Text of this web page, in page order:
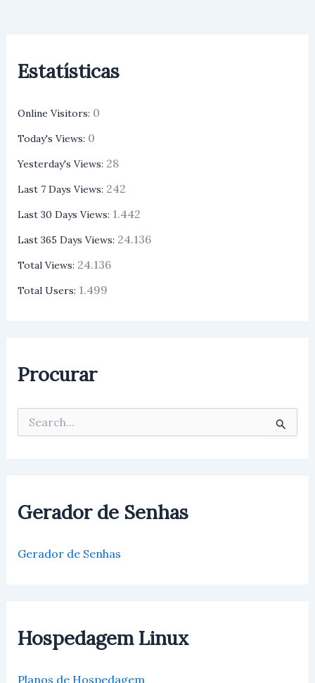
Estatísticas
Online Visitors: 0
Today's Views: 0
Yesterday's Views: 28
Last 7 Days Views: 242
Last 30 Days Views: 1.442
Last 365 Days Views: 24.136
Total Views: 24.136
Total Users: 1.499
Procurar
a
o
Gerador de Senhas
Gerador de Senhas
Hospedagem Linux
Planos de Hospedagem